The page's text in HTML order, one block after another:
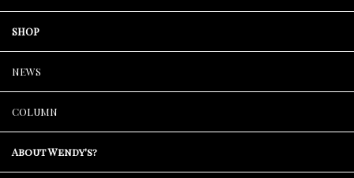
SHOP
NEWS
COLUMN
About Wendy's?